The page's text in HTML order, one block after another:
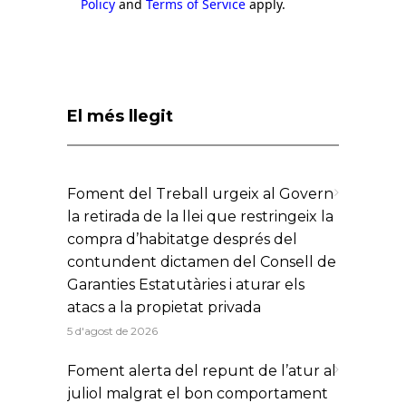
Policy and Terms of Service apply.
El més llegit
Foment del Treball urgeix al Govern
la retirada de la llei que restringeix la
compra d’habitatge després del
contundent dictamen del Consell de
Garanties Estatutàries i aturar els
atacs a la propietat privada
5 d'agost de 2026
Foment alerta del repunt de l’atur al
juliol malgrat el bon comportament